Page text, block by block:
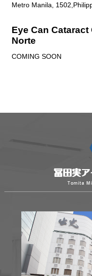
Metro Manila,
Eye Can
Norte
COMING SOON